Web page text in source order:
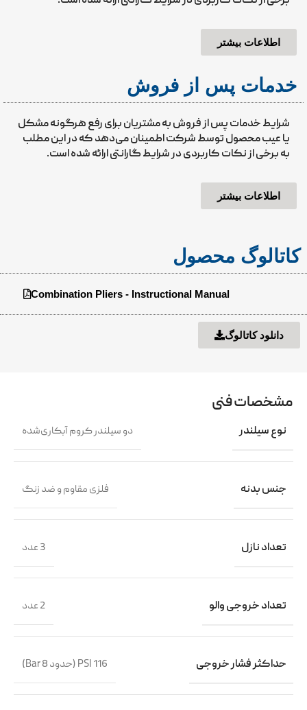
اطلاعات بیشتر
خدمات پس از فروش
شرایط خدمات پس از فروش به مشتریان برای رفع هرگونه مشکل
یا عیب محصول توسط شرکت اطمینان می‌دهد که در این مطلب
به برخی از نکات کاربردی در شرایط گارانتی ارائه شده است.
اطلاعات بیشتر
کاتالوگ محصول
Combination Pliers - Instructional Manual
دانلود کاتالوگ
مشخصات فنی
نوع سیلندر دو سیلندر کروم آبکاری‌شده
جنس بدنه فلزی مقاوم و ضد زنگ
تعداد نازل 3 عدد
تعداد خروجی والو 2 عدد
حداکثر فشار خروجی 116 PSI (حدود 8 Bar)